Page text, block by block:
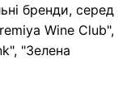
бренди, серед
Wine Club",
"Зелена